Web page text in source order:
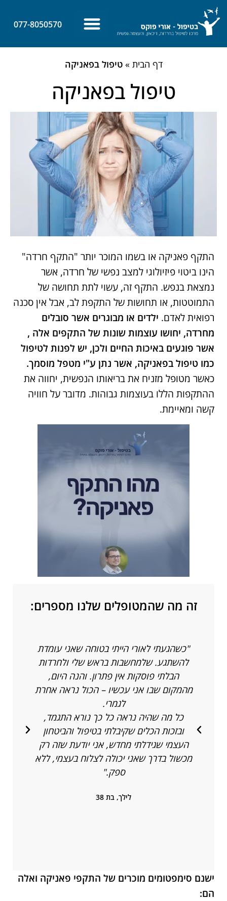
לתוכן
077-8050570
דף הבית »טיפול בפאניקה
טיפול בפאניקה
התקף פאניקה או בשמו המוכר יותר "התקף חרדה"
הינו ביטוי פיזיולוגי למצב נפשי של חרדה, אשר
נמצאת בנפש. התקף זה, עשוי לתת תחושה של
התמוטטות, או תחושות של התקפת לב, אבל אין סכנה
רפואית לאדם. ילדים או מבוגרים אשר סובלים
מחרדה, יחושו עוצמות שונות של התקפים אלה ,
אשר פוגעים באיכות החיים ולכן, יש לפנות לטיפול
כמו טיפול בפאניקה, אשר נתן ע"י מטפל מוסמך.
כאשר מטופל מזניח את בריאותו הנפשית, יחווה את
ההתקפות הללו בעוצמות גבוהות. מדובר על חוויה
קשה ומאיימת.
זה מה שהמטופלים שלנו מספרים:
"כשהגעתי לאורי הייתי בטוחה שאני עומדת
להשתגע. שלמחשבות בראש שלי ולחרדות
הבלתי פוסקות אין פתרון. והנה היום,
מהמקום שבו אני עכשיו – הכול נראה אחרת
לגמרי.
כל מה שהיה נראה כל כך נורא התגמד,
ובזכות הכלים שקיבלתי בטיפול והביטחון
העצמי שגידלתי מחדש, אני יודעת שזה רק
מכשול בדרך שאני יכולה לצלוח בעצמי, ללא
ספק."
לילך, בת 38
ישנם סימפטומים מוכרים של התקפי פאניקה ואלה
הם: